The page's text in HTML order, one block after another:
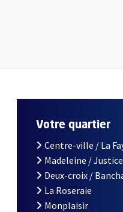
obligatoire)
DEMANDE
Votre quartier
Centre-ville / La
Madeleine /
Deux-croix /
La Roseraie
Monplaisir